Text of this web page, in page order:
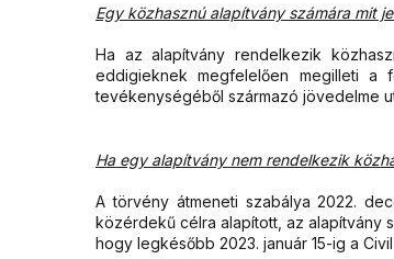
Egy közhasznú alapítvány számára mit
Ha az alapítvány rendelkezik
eddigieknek megfelelően megilleti a
tevékenységéből származó jövedelme
Ha egy alapítvány nem rendelkezik
A törvény átmeneti szabálya 2022.
közérdekű célra alapított, az alapítvány
hogy legkésőbb 2023. január 15-ig a